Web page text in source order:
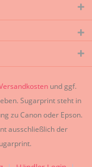
und ggf.
Sugarprint steht in
zu Canon oder Epson.
ausschließlich der